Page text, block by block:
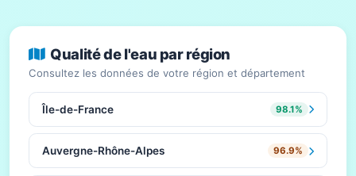
Qualité de l'eau par région
Consultez les données de votre région et département
Île-de-France 98.1%
Auvergne-Rhône-Alpes 96.9%